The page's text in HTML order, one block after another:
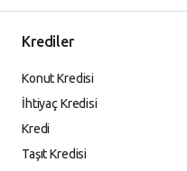
Krediler
Konut Kredisi
İhtiyaç Kredisi
Kredi
Taşıt Kredisi